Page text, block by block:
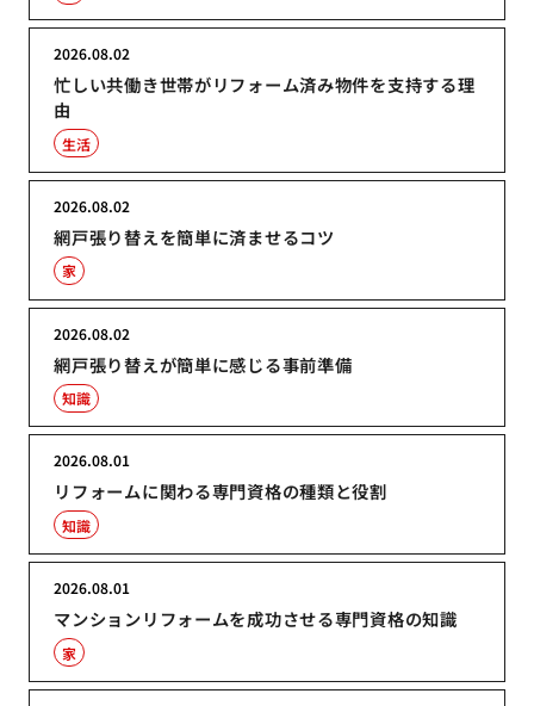
忙しい共働き世帯がリフォーム済み物件を支持する理
由
2026.08.02
生活
網戸張り替えを簡単に済ませるコツ
2026.08.02
家
網戸張り替えが簡単に感じる事前準備
2026.08.02
知識
リフォームに関わる専門資格の種類と役割
2026.08.01
知識
マンションリフォームを成功させる専門資格の知識
2026.08.01
家